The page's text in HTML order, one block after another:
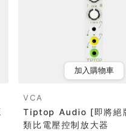
加入購物車
VCA
Tiptop Audio [即將絕
類比電壓控制放大器